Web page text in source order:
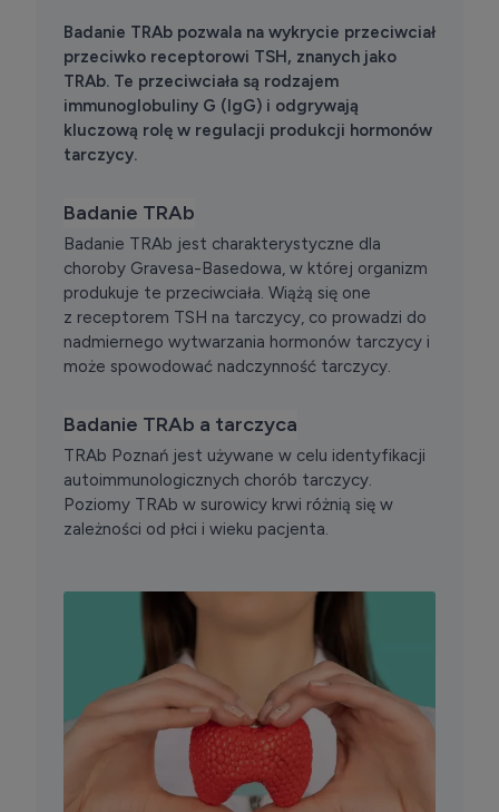
Badanie TRAb pozwala na wykrycie przeciwciał
przeciwko receptorowi TSH, znanych jako
TRAb. Te przeciwciała są rodzajem
immunoglobuliny G (IgG) i odgrywają
kluczową rolę w regulacji produkcji hormonów
tarczycy.
Badanie TRAb
Badanie TRAb jest charakterystyczne dla
choroby Gravesa-Basedowa, w której organizm
produkuje te przeciwciała. Wiążą się one
z receptorem TSH na tarczycy, co prowadzi do
nadmiernego wytwarzania hormonów tarczycy i
może spowodować nadczynność tarczycy.
Badanie TRAb a tarczyca
TRAb Poznań jest używane w celu identyfikacji
autoimmunologicznych chorób tarczycy.
Poziomy TRAb w surowicy krwi różnią się w
zależności od płci i wieku pacjenta.